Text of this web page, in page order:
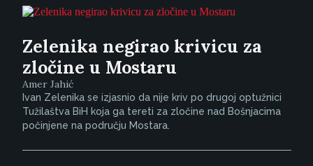
Zelenika negirao krivicu za
zločine u Mostaru
Amer Jahić
Ivan Zelenika se izjasnio da nije kriv po drugoj optužnici
Tužilaštva BiH koja ga tereti za zločine nad Bošnjacima
počinjene na području Mostara.